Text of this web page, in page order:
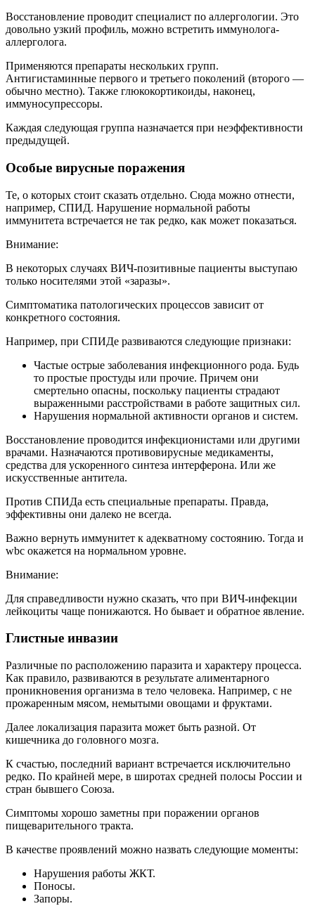
Восстановление проводит специалист по аллергологии. Это
довольно узкий профиль, можно встретить иммунолога-
аллерголога.
Применяются препараты нескольких групп.
Антигистаминные первого и третьего поколений (второго —
обычно местно). Также глюкокортикоиды, наконец,
иммуносупрессоры.
Каждая следующая группа назначается при неэффективности
предыдущей.
Особые вирусные поражения
Те, о которых стоит сказать отдельно. Сюда можно отнести,
например, СПИД. Нарушение нормальной работы
иммунитета встречается не так редко, как может показаться.
Внимание:
В некоторых случаях ВИЧ-позитивные пациенты выступаю
только носителями этой «заразы».
Симптоматика патологических процессов зависит от
конкретного состояния.
Например, при СПИДе развиваются следующие признаки:
Частые острые заболевания инфекционного рода. Будь
то простые простуды или прочие. Причем они
смертельно опасны, поскольку пациенты страдают
выраженными расстройствами в работе защитных сил.
Нарушения нормальной активности органов и систем.
Восстановление проводится инфекционистами или другими
врачами. Назначаются противовирусные медикаменты,
средства для ускоренного синтеза интерферона. Или же
искусственные антитела.
Против СПИДа есть специальные препараты. Правда,
эффективны они далеко не всегда.
Важно вернуть иммунитет к адекватному состоянию. Тогда и
wbc окажется на нормальном уровне.
Внимание:
Для справедливости нужно сказать, что при ВИЧ-инфекции
лейкоциты чаще понижаются. Но бывает и обратное явление.
Глистные инвазии
Различные по расположению паразита и характеру процесса.
Как правило, развиваются в результате алиментарного
проникновения организма в тело человека. Например, с не
прожаренным мясом, немытыми овощами и фруктами.
Далее локализация паразита может быть разной. От
кишечника до головного мозга.
К счастью, последний вариант встречается исключительно
редко. По крайней мере, в широтах средней полосы России и
стран бывшего Союза.
Симптомы хорошо заметны при поражении органов
пищеварительного тракта.
В качестве проявлений можно назвать следующие моменты:
Нарушения работы ЖКТ.
Поносы.
Запоры.